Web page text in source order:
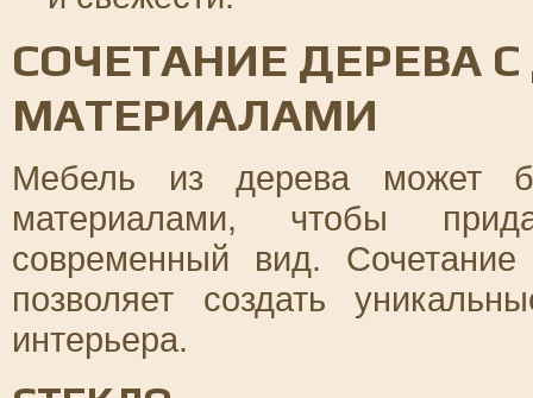
СОЧЕТАНИЕ ДЕРЕВА
МАТЕРИАЛАМИ
Мебель из дерева может
материалами, чтобы
современный вид.
позволяет создать
интерьера.